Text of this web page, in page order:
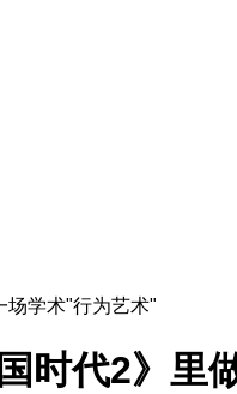
场学术"行为艺术"
时代2》里